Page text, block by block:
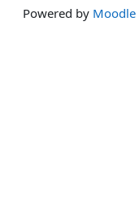
Powered by Moodle